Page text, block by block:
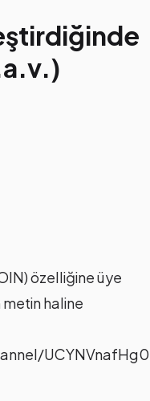
özelliğine üye
haline